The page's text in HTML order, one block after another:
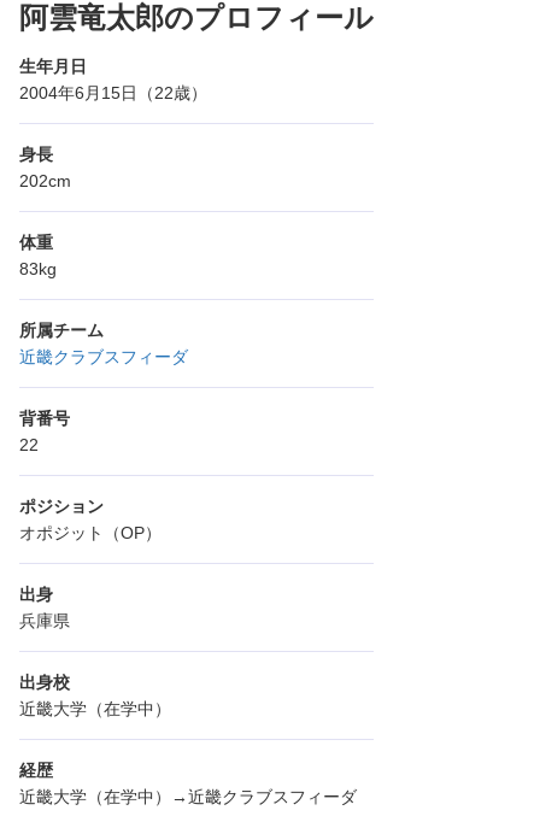
阿雲竜太郎のプロフィール
生年月日
2004年6月15日（22歳）
身長
202cm
体重
83kg
所属チーム
近畿クラブスフィーダ
背番号
22
ポジション
オポジット（OP）
出身
兵庫県
出身校
近畿大学（在学中）
経歴
近畿大学（在学中）→近畿クラブスフィーダ